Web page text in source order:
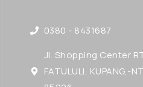
0380 - 8431687
Jl. Shopping Center
FATULULI, KUPANG,-